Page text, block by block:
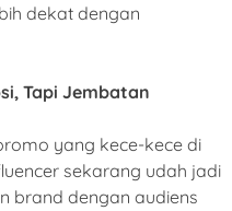
dekat dengan
Tapi Jembatan
yang kece-kece di
sekarang udah jadi
brand dengan audiens